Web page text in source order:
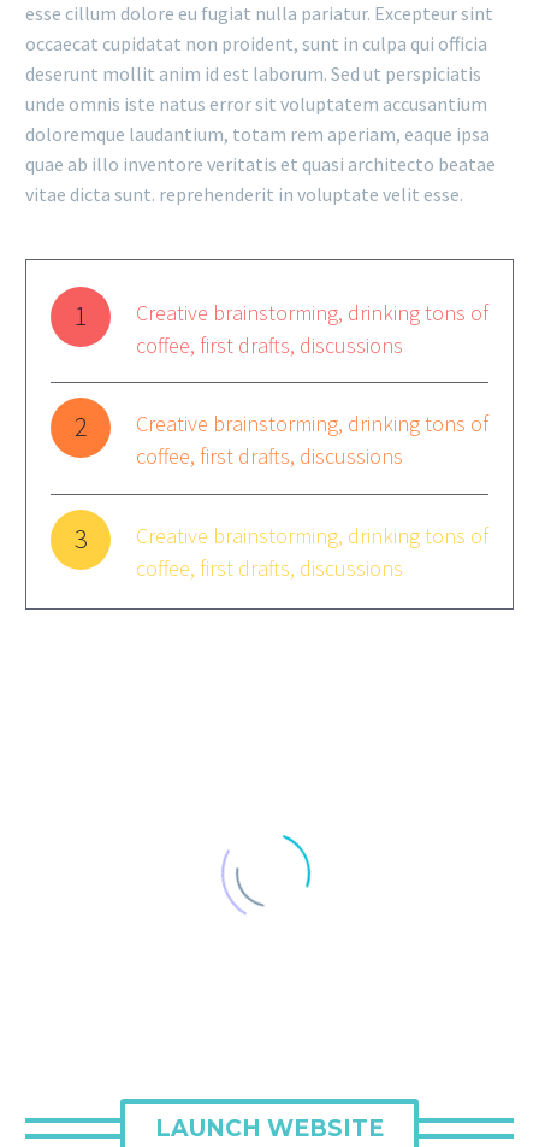
esse cillum dolore eu fugiat nulla pariatur. Excepteur sint
occaecat cupidatat non proident, sunt in culpa qui officia
deserunt mollit anim id est laborum. Sed ut perspiciatis
unde omnis iste natus error sit voluptatem accusantium
doloremque laudantium, totam rem aperiam, eaque ipsa
quae ab illo inventore veritatis et quasi architecto beatae
vitae dicta sunt. reprehenderit in voluptate velit esse.
1
Creative brainstorming, drinking tons of
coffee, first drafts, discussions
2
Creative brainstorming, drinking tons of
coffee, first drafts, discussions
3
Creative brainstorming, drinking tons of
coffee, first drafts, discussions
LAUNCH WEBSITE